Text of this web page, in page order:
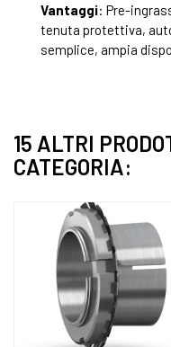
Vantaggi: Pre-
tenuta protettiva,
semplice, ampia
15 ALTRI
CATEGORIA: